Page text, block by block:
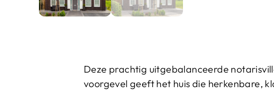
Deze prachtig uitgebalanceerde
voorgevel geeft het huis die herkenbare,